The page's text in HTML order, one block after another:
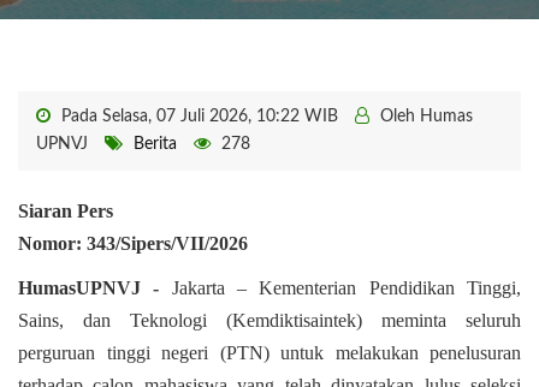
Pada Selasa, 07 Juli 2026, 10:22 WIB
Oleh Humas
UPNVJ
Berita 278
Siaran Pers
Nomor: 343/Sipers/VII/2026
HumasUPNVJ - Jakarta–Kementerian Pendidikan Tinggi,
Sains, dan Teknologi (Kemdiktisaintek) meminta seluruh
perguruan tinggi negeri (PTN) untuk melakukan penelusuran